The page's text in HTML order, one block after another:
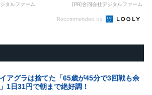
タルファーム [PR]合同会社デジタルファーム
Recommended by
アグラは捨てた「65歳が45分で3回戦も余
1日31円で朝まで絶好調！